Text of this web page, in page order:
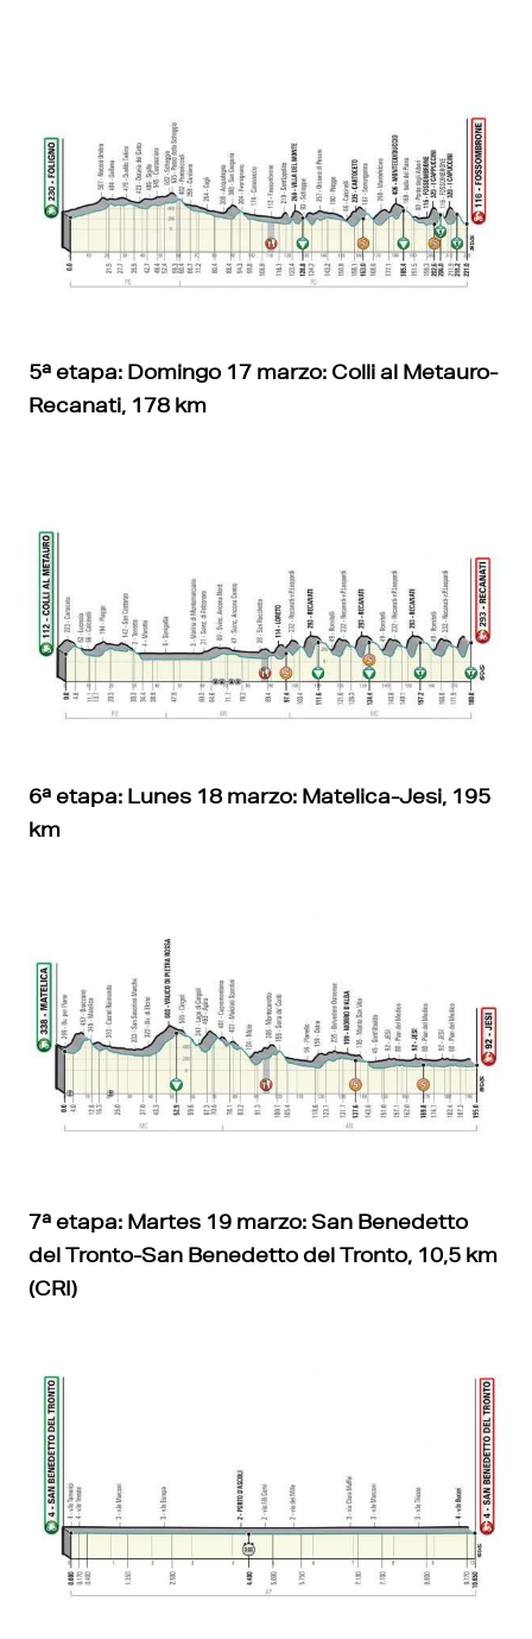
5ª etapa: Domingo 17 marzo: Colli al Metauro-
Recanati, 178 km
6ª etapa: Lunes 18 marzo: Matelica-Jesi, 195
km
7ª etapa: Martes 19 marzo: San Benedetto
del Tronto-San Benedetto del Tronto, 10,5 km
(CRI)